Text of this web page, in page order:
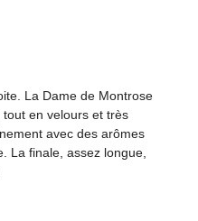
La Dame de Montrose
en velours et très
avec des arômes
La finale, assez longue,